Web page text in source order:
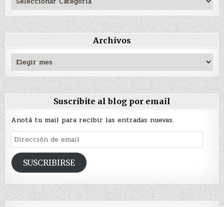
Archivos
Archivos
Suscribite al blog por email
Anotá tu mail para recibir las entradas nuevas.
Dirección
de
emailSUSCRIBIRSE